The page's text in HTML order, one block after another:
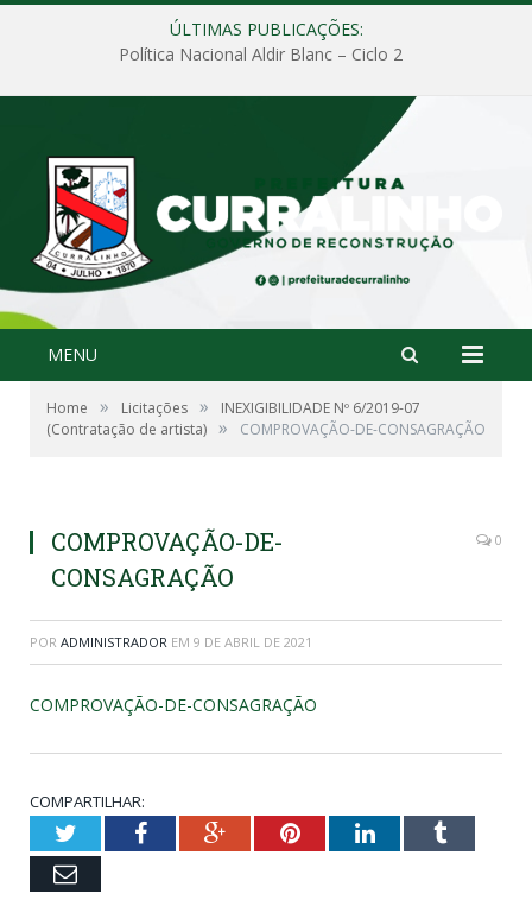
ÚLTIMAS PUBLICAÇÕES:
Política Nacional Aldir Blanc – Ciclo 2
MENU
Home » Licitações »
INEXIGIBILIDADE Nº 6/2019-07
(Contratação de artista) » COMPROVAÇÃO-DE-CONSAGRAÇÃO
COMPROVAÇÃO-DE-
CONSAGRAÇÃO
0
POR ADMINISTRADOR EM 9 DE ABRIL DE 2021
COMPROVAÇÃO-DE-CONSAGRAÇÃO
COMPARTILHAR:
TwitterFacebookGoogle+PinterestLinkedInTumblr
Email